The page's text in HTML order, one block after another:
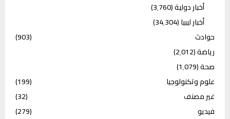
أخبار دولية(3٬760)
أخبار ليبيا(34٬304)
حوادث
(903)
رياضة(2٬012)
صحة(1٬079)
علوم وتكنولوجيا
(199)
غير مصنف
(32)
فيديو
(279)